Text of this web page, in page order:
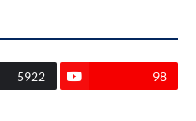
5922 98